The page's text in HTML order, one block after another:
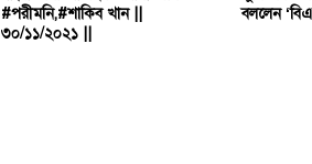
#পরীমনি,#শাকিব খান ||
৩০/১১/২০২১ ||
বললেন